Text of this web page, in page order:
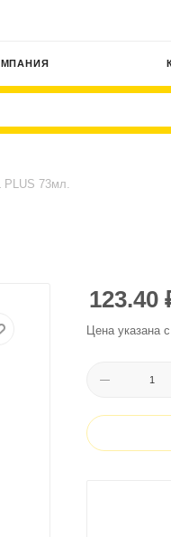
PLUS 73мл.
123.40
Цена указана